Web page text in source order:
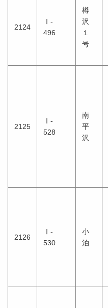
2124
Ⅰ-
496
樽
沢
１
号
2125
Ⅰ-
528
南
平
沢
2126
Ⅰ-
530
小
泊